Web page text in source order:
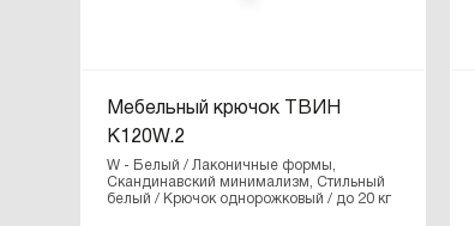
Мебельный крючок ТВИН
K120W.2
W - Белый / Лаконичные формы,
Скандинавский минимализм, Стильный
белый / Крючок однорожковый / до 20 кг